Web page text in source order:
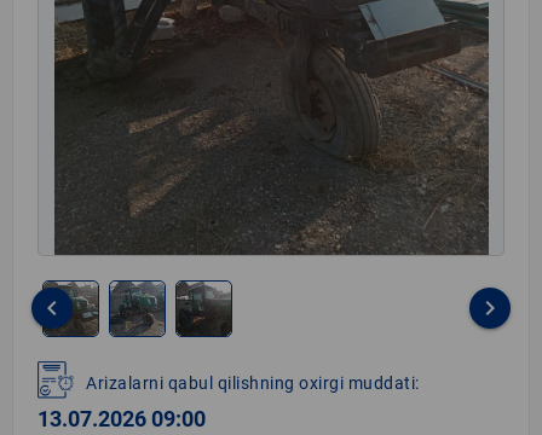
1
of
3
keyboard_arrow_left keyboard_arrow_right
Arizalarni qabul qilishning oxirgi muddati:
13.07.2026 09:00